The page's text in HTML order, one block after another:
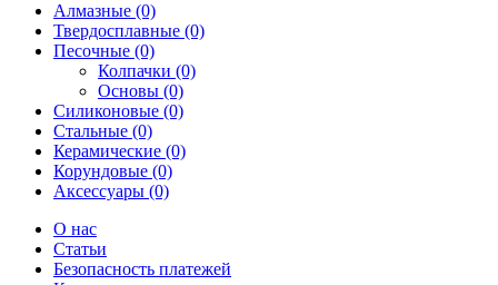
Алмазные (0)
Твердосплавные (0)
Песочные (0)
Колпачки (0)
Основы (0)
Силиконовые (0)
Стальные (0)
Керамические (0)
Корундовые (0)
Аксессуары (0)
О нас
Статьи
Безопасность платежей